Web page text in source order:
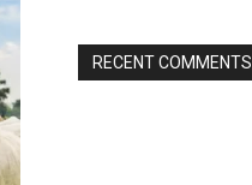
RECENT COMMENTS